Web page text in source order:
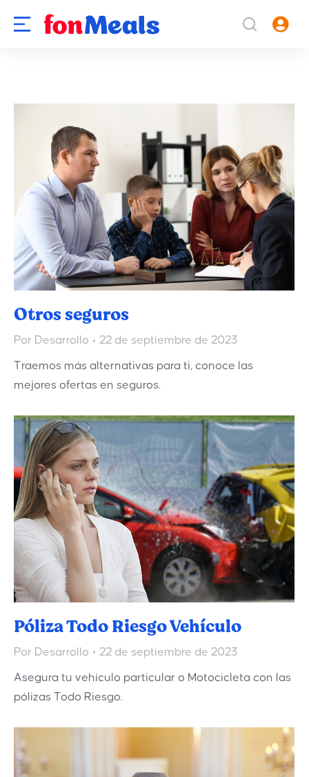
Otros seguros
Por Desarrollo 22 de septiembre de 2023
Traemos más alternativas para ti, conoce las
mejores ofertas en seguros.
Póliza Todo Riesgo Vehículo
Por Desarrollo 22 de septiembre de 2023
Asegura tu vehículo particular o Motocicleta con las
pólizas Todo Riesgo.